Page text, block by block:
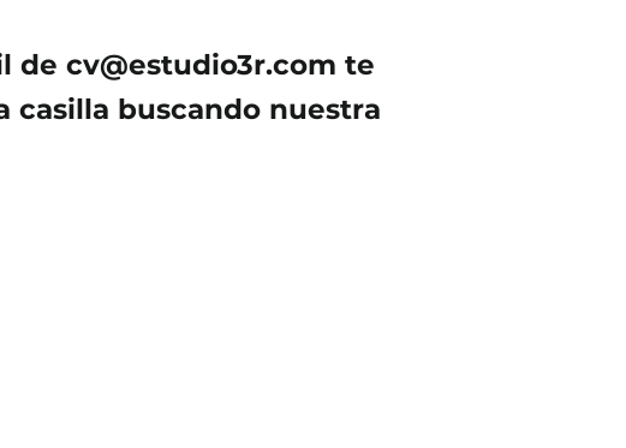
de cv@estudio3r.com te
casilla buscando nuestra